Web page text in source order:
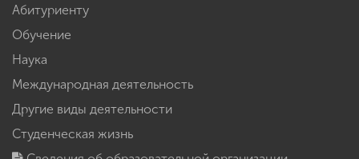
Абитуриенту
Обучение
Наука
Международная деятельность
Другие виды деятельности
Студенческая жизнь